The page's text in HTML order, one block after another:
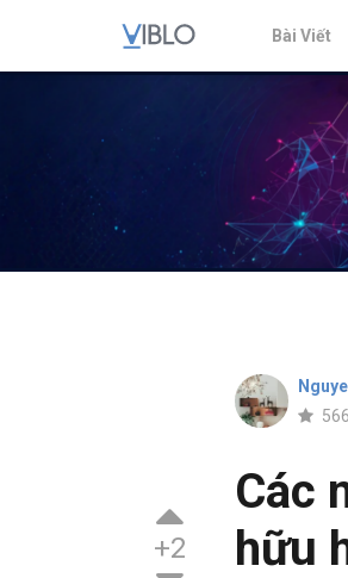
Bài Viết
+2
566
Các
hữu